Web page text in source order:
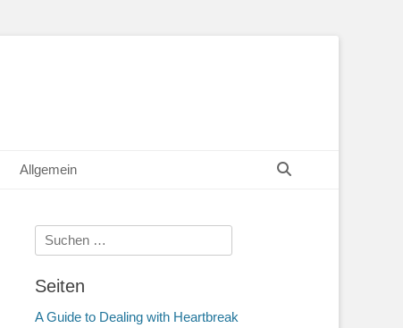
Allgemein
Suche
nach:
Seiten
A Guide to Dealing with Heartbreak